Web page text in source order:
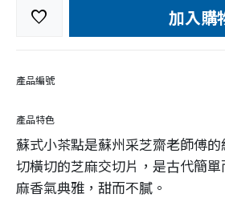
favorite 加入購
產品編號
產品特色
蘇式小茶點是蘇州采芝齋老師傅
切橫切的芝麻交切片，是古代簡
麻香氣典雅，甜而不膩。